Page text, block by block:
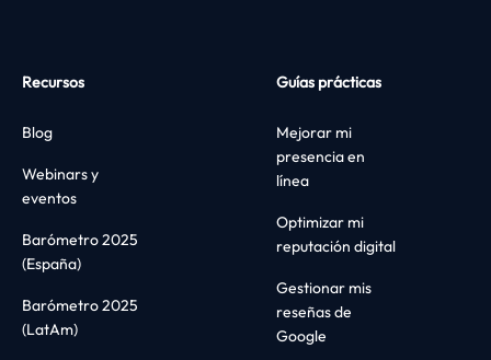
Recursos
Blog
Webinars y
eventos
Barómetro 2025
(España)
Barómetro 2025
(LatAm)
Guías prácticas
Mejorar mi
presencia en
línea
Optimizar mi
reputación digital
Gestionar mis
reseñas de
Google